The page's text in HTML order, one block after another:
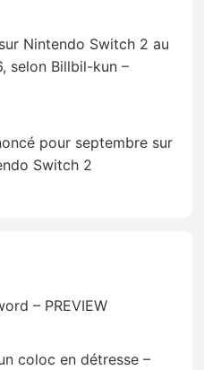
Nintendo Switch 2 au
selon Billbil-kun –
pour septembre sur
Switch 2
– PREVIEW
coloc en détresse –